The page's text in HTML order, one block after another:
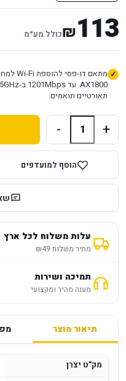
113
₪כולל מע״מ
תאורטיים תואמים.
+
-
הוסף למועדפים
עלות משלוח לכל ארץ
מחיר משלוח ₪49
תמיכה ושירות
מענה מהיר ומקצועי
תיאור מוצר
מק"ט יצרן